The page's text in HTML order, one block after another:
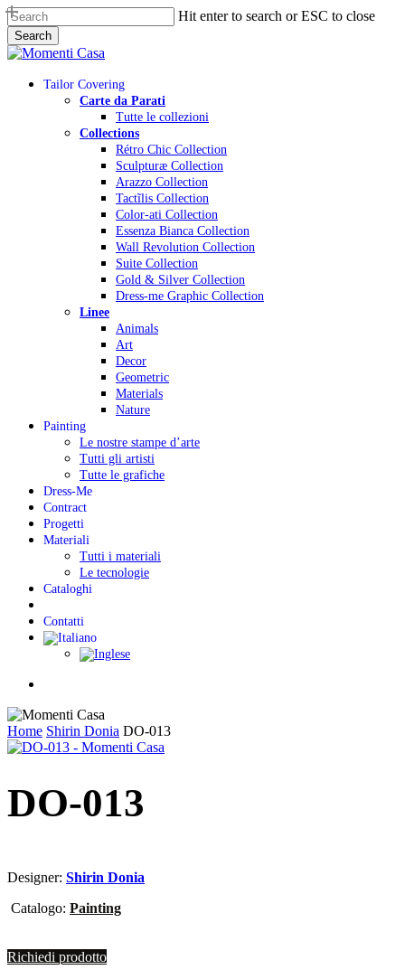
Skip
to
main
content
Hit enter to search or ESC to close
Search
Close
Menu
Tailor Covering
Carte da Parati
Tutte le collezioni
Collections
Rétro Chic Collection
Sculpturæ Collection
Arazzo Collection
Tactĩlis Collection
Color-ati Collection
Essenza Bianca Collection
Wall Revolution Collection
Suite Collection
Gold & Silver Collection
Dress-me Graphic Collection
Linee
Animals
Art
Decor
Geometric
Materials
Nature
Painting
Le nostre stampe d’arte
Tutti gli artisti
Tutte le grafiche
Dress-Me
Contract
Progetti
Materiali
Tutti i materiali
Le tecnologie
Cataloghi
Contatti
Home Shirin Donia DO-013
DO-013
Designer: Shirin Donia
Catalogo: Painting
Richiedi prodotto